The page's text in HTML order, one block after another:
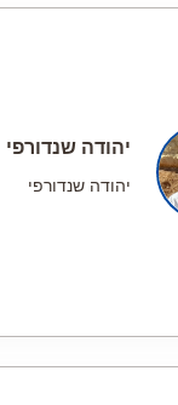
יהודה שנדורפי
יהודה שנדורפי